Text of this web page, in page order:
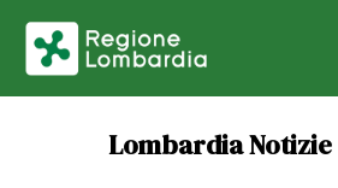
Lombardia Notizie